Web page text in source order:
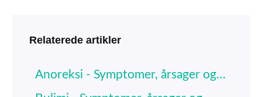
Relaterede artikler
Anoreksi - Symptomer, årsager og…